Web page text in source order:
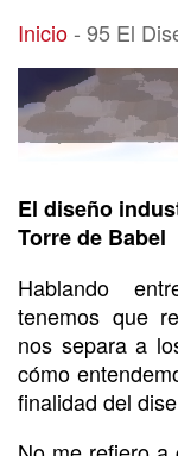
95 El Diseño
Inicio- 95 El
El diseño
Torre de Babel
Hablando
tenemos que
nos separa a
cómo
finalidad del